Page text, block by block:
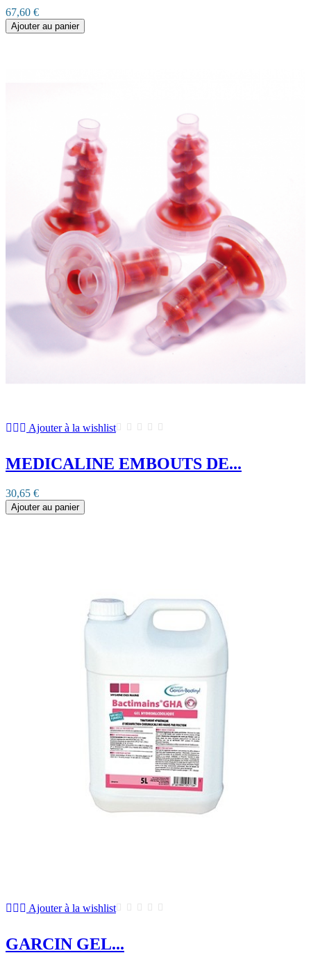
67,60 €
Ajouter au panier
Ajouter à la wishlist
MEDICALINE EMBOUTS DE...
30,65 €
Ajouter au panier
Ajouter à la wishlist
GARCIN GEL...